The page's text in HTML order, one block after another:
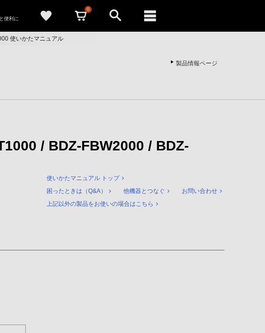
便利に
0
使いかたマニュアル
製品情報ページ
/ BDZ-FBW2000 / BDZ-
使いかたマニュアル トップ
困ったときは（Q&A）
他機器とつなぐ
お問い合わせ
上記以外の製品をお使いの場合はこちら